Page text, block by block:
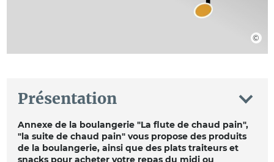
Présentation
Annexe de la boulangerie "La flute de chaud pain",
"la suite de chaud pain" vous propose des produits
de la boulangerie, ainsi que des plats traiteurs et
snacks pour acheter votre repas du midi ou